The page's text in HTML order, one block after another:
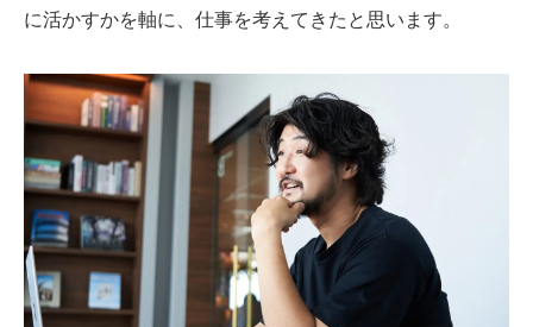
に活かすかを軸に、仕事を考えてきたと思います。